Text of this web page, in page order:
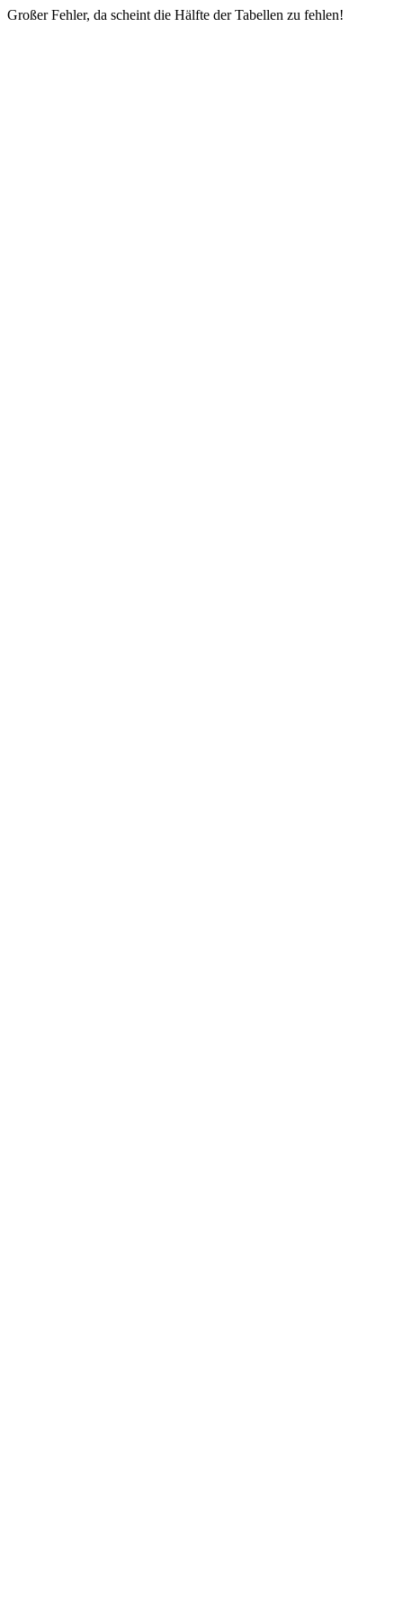
Großer Fehler, da scheint die Hälfte der Tabellen zu fehlen!